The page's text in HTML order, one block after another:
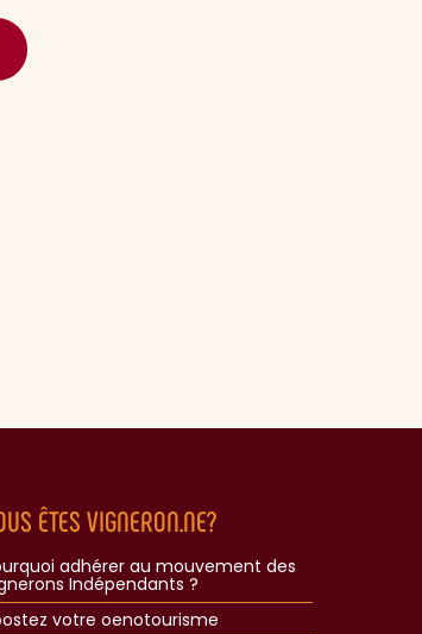
ÊTES VIGNERON.NE?
adhérer au mouvement des
Indépendants ?
votre oenotourisme